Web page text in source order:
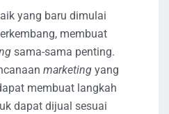
yang baru dimulai
membuat
sama-sama penting.
marketing yang
membuat langkah
dapat dijual sesuai